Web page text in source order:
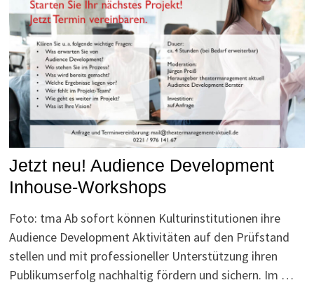
Jetzt neu! Audience Development
Inhouse-Workshops
Foto: tma Ab sofort können Kulturinstitutionen ihre
Audience Development Aktivitäten auf den Prüfstand
stellen und mit professioneller Unterstützung ihren
Publikumserfolg nachhaltig fördern und sichern. Im …